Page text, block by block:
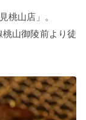
桃山店」。
山御陵前より徒